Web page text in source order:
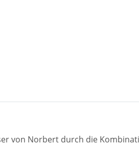
von Norbert durch die